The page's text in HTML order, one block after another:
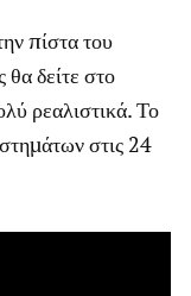
πίστα του
δείτε στο
ρεαλιστικά. Το
στις 24